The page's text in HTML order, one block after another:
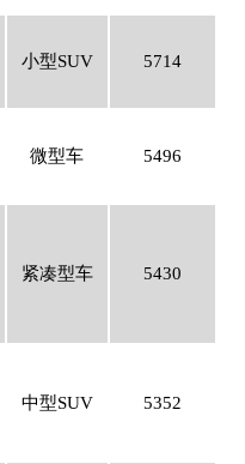
小型SUV 5714
微型车 5496
紧凑型车 5430
中型SUV 5352